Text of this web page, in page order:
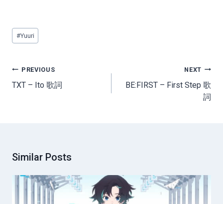
Post
Tags:
#Yuuri
Post
navigation
PREVIOUS
TXT – Ito 歌詞
NEXT
BE:FIRST – First Step 歌
詞
Similar Posts